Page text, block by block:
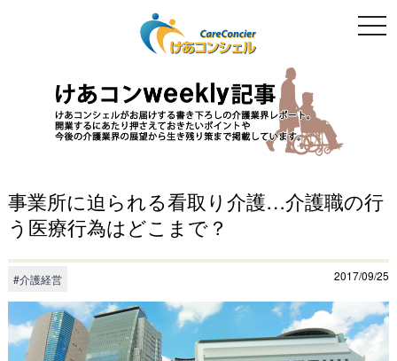
事業所に迫られる看取り介護…介護職の行
う医療行為はどこまで？
#介護経営 2017/09/25